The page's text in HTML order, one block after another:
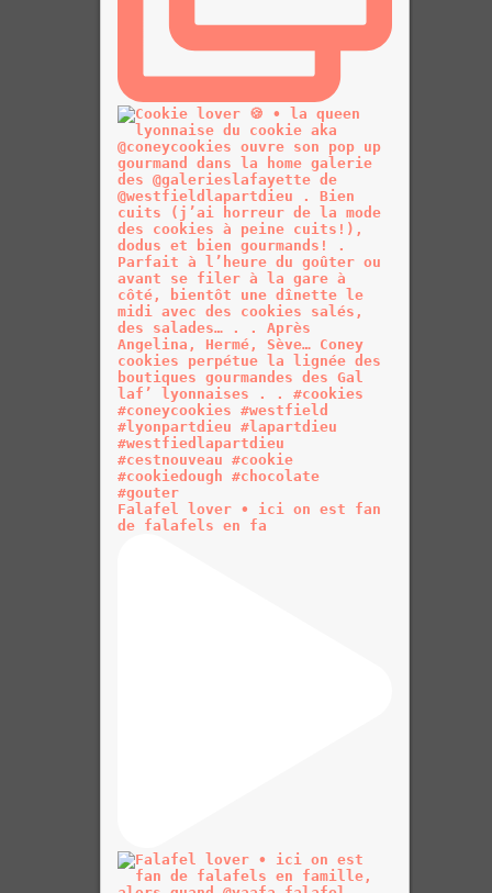
Falafel lover • ici on est fan
de falafels en fa